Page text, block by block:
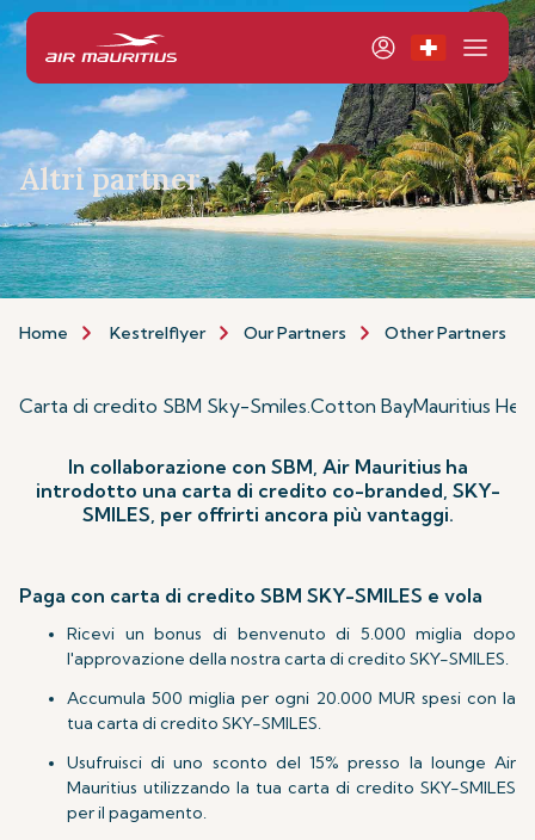
Altri partner
Home Kestrelflyer Our Partners Other Partners
Carta di credito SBM Sky-Smiles.Cotton BayMauritius
In collaborazione con SBM, Air Mauritius ha
introdotto una carta di credito co-branded, SKY-
SMILES, per offrirti ancora più vantaggi.
Paga con carta di credito SBM SKY-SMILES e vola
Ricevi un bonus di benvenuto di 5.000 miglia dopo
l'approvazione della nostra carta di credito SKY-SMILES.
Accumula 500 miglia per ogni 20.000 MUR spesi con la
tua carta di credito SKY-SMILES.
Usufruisci di uno sconto del 15% presso la lounge Air
Mauritius utilizzando la tua carta di credito SKY-SMILES
per il pagamento.